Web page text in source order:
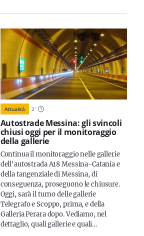
Attualità 2'
Autostrade Messina: gli svincoli
chiusi oggi per il monitoraggio
della gallerie
Continua il monitoraggio nelle gallerie
dell'autostrada A18 Messina-Catania e
della tangenziale di Messina, di
conseguenza, proseguono le chiusure.
Oggi, sarà il turno delle gallerie
Telegrafo e Scoppo, prima, e della
Galleria Perara dopo. Vediamo, nel
dettaglio, quali gallerie e quali…